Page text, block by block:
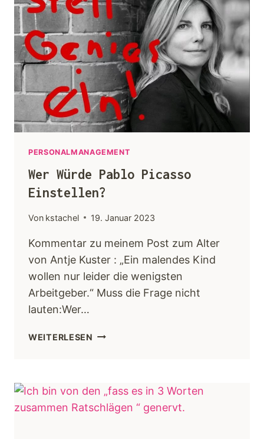
PERSONALMANAGEMENT
Wer Würde Pablo Picasso
Einstellen?
Von kstachel 19. Januar 2023
Kommentar zu meinem Post zum Alter
von Antje Kuster : „Ein malendes Kind
wollen nur leider die wenigsten
Arbeitgeber.“ Muss die Frage nicht
lauten:Wer…
WEITERLESEN